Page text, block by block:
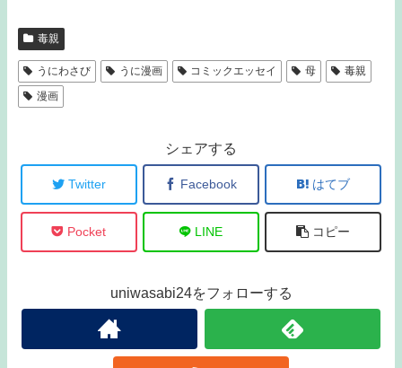
毒親
うにわさび うに漫画 コミックエッセイ 母
毒親
漫画
シェアする
Twitter Facebook はてブ
Pocket LINE コピー
uniwasabi24をフォローする